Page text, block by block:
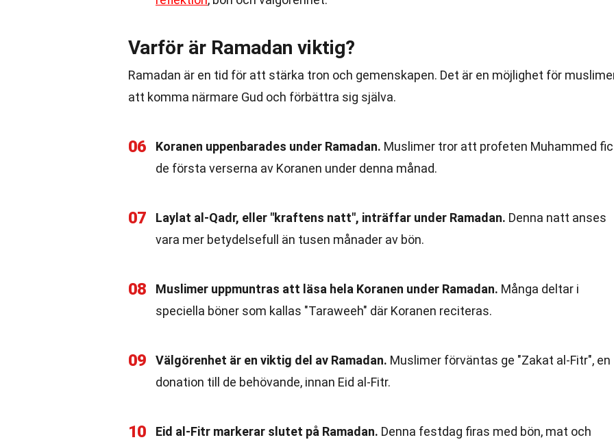
Varför är Ramadan viktig?
Ramadan är en tid för att stärka tron och gemenskapen. Det är en möjlighet för
att komma närmare Gud och förbättra sig själva.
06 Koranen uppenbarades under Ramadan. Muslimer tror att profeten Muhammed
de första verserna av Koranen under denna månad.
07 Laylat al-Qadr, eller "kraftens natt", inträffar under Ramadan. Denna natt anses
vara mer betydelsefull än tusen månader av bön.
08 Muslimer uppmuntras att läsa hela Koranen under Ramadan. Många deltar i
speciella böner som kallas "Taraweeh" där Koranen reciteras.
09 Välgörenhet är en viktig del av Ramadan. Muslimer förväntas ge "Zakat al-Fitr", en
donation till de behövande, innan Eid al-Fitr.
10 Eid al-Fitr markerar slutet på Ramadan. Denna festdag firas med bön, mat och